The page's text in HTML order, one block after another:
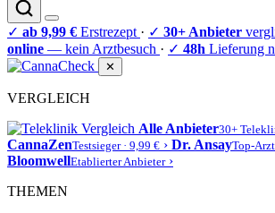
✓ ab 9,99 € Erstrezept · ✓ 30+ Anbieter
online — kein Arztbesuch · ✓ 48h Lieferung
✕
VERGLEICH
Alle Anbieter30+
CannaZenTestsieger · 9,99 € › Dr. AnsayTop-
BloomwellEtablierter Anbieter ›
THEMEN